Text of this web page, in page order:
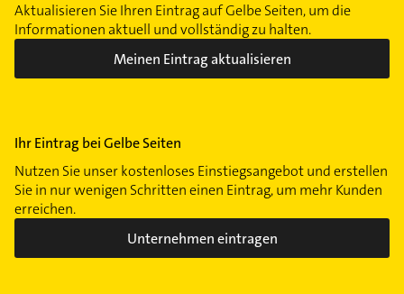
Aktualisieren Sie Ihren Eintrag auf Gelbe Seiten, um die
Informationen aktuell und vollständig zu halten.
Meinen Eintrag aktualisieren
Ihr Eintrag bei Gelbe Seiten
Nutzen Sie unser kostenloses Einstiegsangebot und erstellen
Sie in nur wenigen Schritten einen Eintrag, um mehr Kunden
erreichen.
Unternehmen eintragen